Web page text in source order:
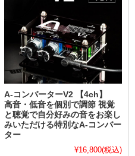
A-コンバーターV2 【4ch】
高音・低音を個別で調節 視覚
と聴覚で自分好みの音をお楽し
みいただける特別なA-コンバー
ター
¥16,800(税込)